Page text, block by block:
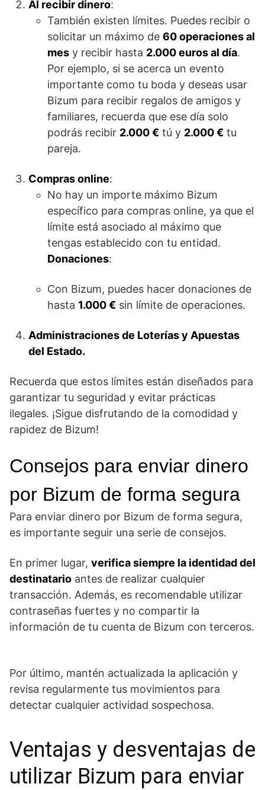
Al recibir dinero:
También existen límites. Puedes recibir o
solicitar un máximo de 60 operaciones al
mes y recibir hasta 2.000 euros al día.
Por ejemplo, si se acerca un evento
importante como tu boda y deseas usar
Bizum para recibir regalos de amigos y
familiares, recuerda que ese día solo
podrás recibir 2.000 € tú y 2.000 € tu
pareja.
Compras online:
No hay un importe máximo Bizum
específico para compras online, ya que el
límite está asociado al máximo que
tengas establecido con tu entidad.
Donaciones:
Con Bizum, puedes hacer donaciones de
hasta 1.000 € sin límite de operaciones.
Administraciones de Loterías y Apuestas
del Estado.
Recuerda que estos límites están diseñados para
garantizar tu seguridad y evitar prácticas
ilegales. ¡Sigue disfrutando de la comodidad y
rapidez de Bizum!
Consejos para enviar dinero⁢
por ⁣Bizum ​de forma segura
Para enviar dinero por Bizum⁣ de forma segura,
es importante seguir una serie de consejos.
En primer lugar,⁣ verifica siempre la identidad del
destinatario antes de realizar cualquier
transacción. Además,‍ es recomendable utilizar
contraseñas fuertes y no compartir la
información de tu cuenta de Bizum con terceros.
Por último, mantén actualizada la aplicación y
revisa regularmente tus movimientos para
detectar cualquier actividad sospechosa.
Ventajas y desventajas de
⁣utilizar Bizum⁢ para enviar